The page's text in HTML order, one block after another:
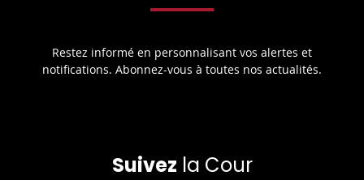
Restez informé en personnalisant vos alertes et
notifications. Abonnez-vous à toutes nos actualités.
Suivez la Cour